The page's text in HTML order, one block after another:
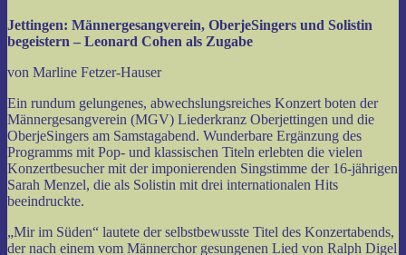
Jettingen: Männergesangverein, OberjeSingers und Solistin
begeistern – Leonard Cohen als Zugabe
von Marline Fetzer-Hauser
Ein rundum gelungenes, abwechslungsreiches Konzert boten der
Männergesangverein (MGV) Liederkranz Oberjettingen und die
OberjeSingers am Samstagabend. Wunderbare Ergänzung des
Programms mit Pop- und klassischen Titeln erlebten die vielen
Konzertbesucher mit der imponierenden Singstimme der 16-jährigen
Sarah Menzel, die als Solistin mit drei internationalen Hits
beeindruckte.
„Mir im Süden“ lautete der selbstbewusste Titel des Konzertabends,
der nach einem vom Männerchor gesungenen Lied von Ralph Digel